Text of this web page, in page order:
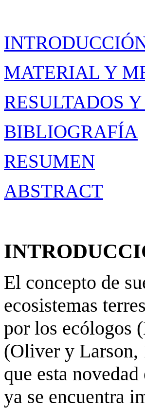
MATERIAL Y
RESULTADOS
BIBLIOGRAFÍA
RESUMEN
ABSTRACT
El concepto de
ecosistemas
por los ecólogos
(Oliver y Larson,
que esta
ya se encuentra